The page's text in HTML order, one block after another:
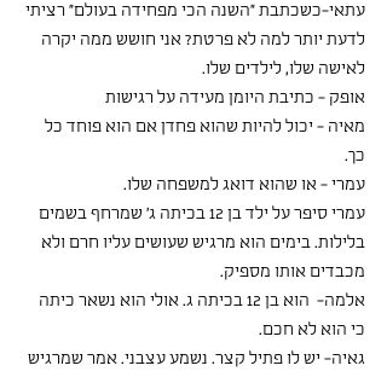
עתאי-כשכתבת "השנה הכי מפחידה בעולם" רציתי
לדעת יותר למה לא פרטת? אני חושש ממה יקרה
לאישה שלו, לילדים שלו.
אופק - כתיבת היומן מעידה על רגישות
מאיה - יכול להיות שהוא פחדן אם הוא פוחד כל
כך.
עמרי - או שהוא דואג למשפחה שלו.
עמרי סיפר על ילד בן 12 בכיתה ג' שמרחף בשמים
בלילות. בימים הוא מרגיש שעושים עליו חרם ולא
מכבדים אותו מספיק.
אלמה-  הוא בן 12 בכיתה ג. אולי הוא נשאר כיתה
כי הוא לא חכם.
גאיה- יש לו פתיל קצר. נשמע עצבני. אמר שמרגיש